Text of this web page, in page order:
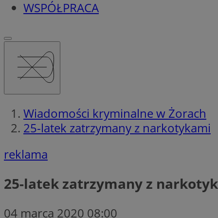
WSPÓŁPRACA
Wiadomości kryminalne w Żorach
25-latek zatrzymany z narkotykami
reklama
25-latek zatrzymany z
04 marca 2020 08:00